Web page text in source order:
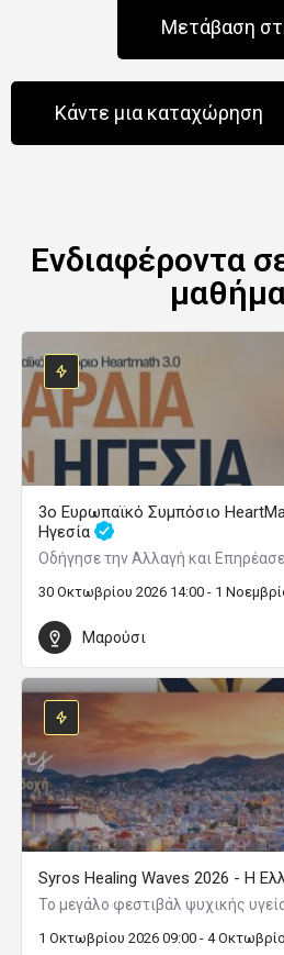
Μετάβαση
Κάντε μια καταχώρηση
Ενδιαφέροντα
3ο Ευρωπαϊκό Συμπόσιο
Ηγεσία
Οδήγησε την Αλλαγή και
30 Οκτωβρίου 2026 14:00 - 1
Μαρούσι
Syros Healing Waves 2026 - Η
Το μεγάλο φεστιβάλ ψυχικής
1 Οκτωβρίου 2026 09:00 - 4